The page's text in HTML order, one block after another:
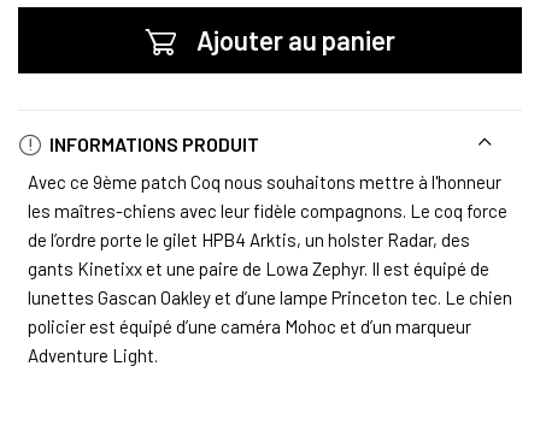
Ajouter au panier
INFORMATIONS PRODUIT
Avec ce 9ème patch Coq nous souhaitons mettre à l'honneur
les maîtres-chiens avec leur fidèle compagnons. Le coq force
de l’ordre porte le gilet HPB4 Arktis, un holster Radar, des
gants Kinetixx et une paire de Lowa Zephyr. Il est équipé de
lunettes Gascan Oakley et d’une lampe Princeton tec. Le chien
policier est équipé d’une caméra Mohoc et d’un marqueur
Adventure Light.